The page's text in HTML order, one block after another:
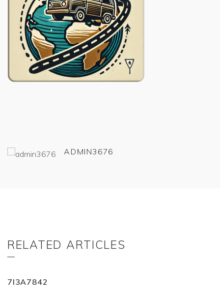
ADMIN3676
RELATED ARTICLES
7I3A7842